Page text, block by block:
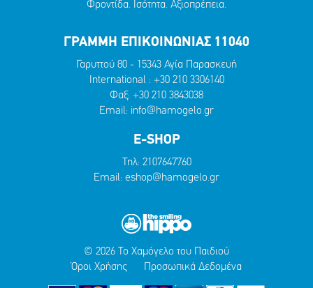
Φροντίδα. Ισότητα. Αξιοπρέπεια.
ΓΡΑΜΜΗ ΕΠΙΚΟΙΝΩΝΙΑΣ 11040
Γαρυττού 80 - 15343 Αγία Παρασκευή
International : +30 210 3306140
Φαξ: +30 210 3843038
Email: info@hamogelo.gr
E-SHOP
Τηλ: 2107647760
Email: eshop@hamogelo.gr
© 2026 Το Χαμόγελο του Παιδιού
Όροι Χρήσης
Προσωπικά Δεδομένα